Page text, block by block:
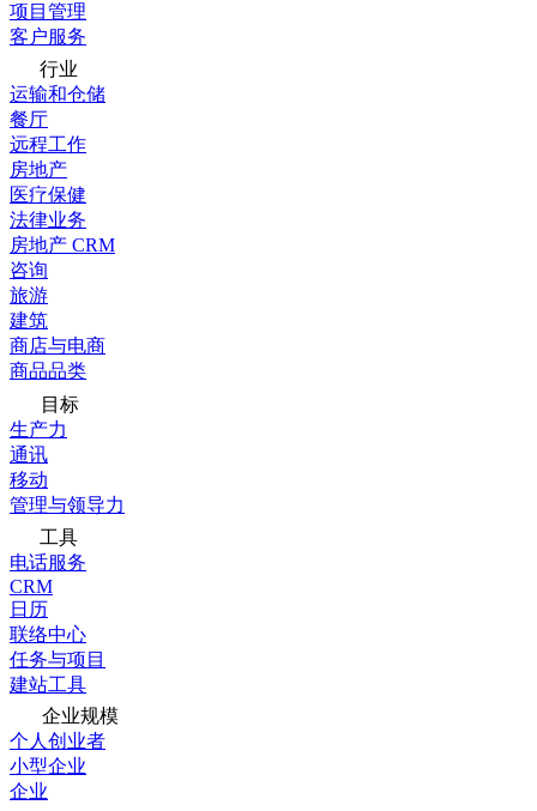
项目管理
客户服务
行业
运输和仓储
餐厅
远程工作
房地产
医疗保健
法律业务
房地产 CRM
咨询
旅游
建筑
商店与电商
商品品类
目标
生产力
通讯
移动
管理与领导力
工具
电话服务
CRM
日历
联络中心
任务与项目
建站工具
企业规模
个人创业者
小型企业
企业